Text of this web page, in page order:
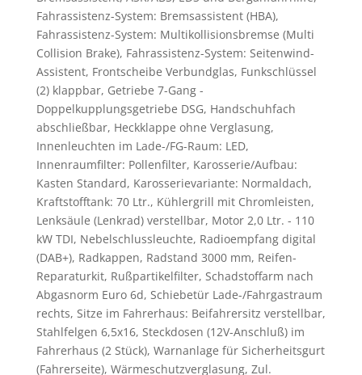
Fahrassistenz-System: Bremsassistent (HBA),
Fahrassistenz-System: Multikollisionsbremse (Multi
Collision Brake), Fahrassistenz-System: Seitenwind-
Assistent, Frontscheibe Verbundglas, Funkschlüssel
(2) klappbar, Getriebe 7-Gang -
Doppelkupplungsgetriebe DSG, Handschuhfach
abschließbar, Heckklappe ohne Verglasung,
Innenleuchten im Lade-/FG-Raum: LED,
Innenraumfilter: Pollenfilter, Karosserie/Aufbau:
Kasten Standard, Karosserievariante: Normaldach,
Kraftstofftank: 70 Ltr., Kühlergrill mit Chromleisten,
Lenksäule (Lenkrad) verstellbar, Motor 2,0 Ltr. - 110
kW TDI, Nebelschlussleuchte, Radioempfang digital
(DAB+), Radkappen, Radstand 3000 mm, Reifen-
Reparaturkit, Rußpartikelfilter, Schadstoffarm nach
Abgasnorm Euro 6d, Schiebetür Lade-/Fahrgastraum
rechts, Sitze im Fahrerhaus: Beifahrersitz verstellbar,
Stahlfelgen 6,5x16, Steckdosen (12V-Anschluß) im
Fahrerhaus (2 Stück), Warnanlage für Sicherheitsgurt
(Fahrerseite), Wärmeschutzverglasung, Zul.